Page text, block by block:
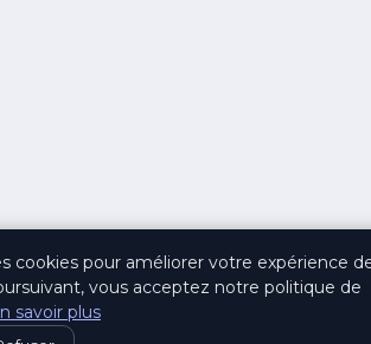
cookies pour améliorer votre expérience
vous acceptez notre politique de
savoir plus